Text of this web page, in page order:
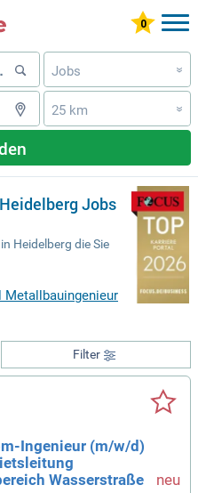
Jobs »
25 km »
Jobs
Heidelberg die Sie
Metallbauingenieur
Filter
Ingenieur (m/w/d)
Wasserstraße